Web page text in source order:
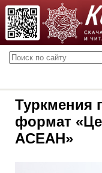
Туркмения
формат
АCEAH»